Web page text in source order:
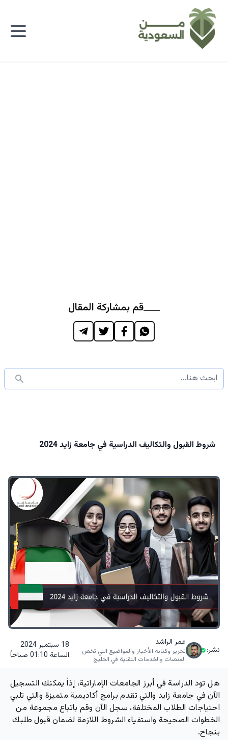
قم بمشاركة المقال
شروط القبول والتكاليف الدراسية في جامعة زايد 2024
نشر:
عمر الراشد
تحرير وكتابة الأخبار والمواضيع التي تخص
المنصات والخدمات التقنية في الخليج
18 سبتمبر 2024
الساعة 01:10 صباحاً
هل تود الدراسة في أبرز الجامعات الإماراتية، إذاً يمكنك التسجيل
الآن في جامعة زايد والتي تقدم برامج أكاديمية متميزة والتي تلبي
احتياجات الطلاب المختلفة، سجل الآن وقم باتباع مجموعة من
الخطوات الصحيحة واستفياء الشروط اللازمة لضمان قبول طلبك
بنجاح.